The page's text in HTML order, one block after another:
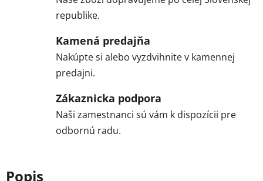
republike.
Kamená predajňa
Nakúpte si alebo vyzdvihnite v kamennej
predajni.
Zákaznicka podpora
Naši zamestnanci sú vám k dispozícii pre
odbornú radu.
Popis